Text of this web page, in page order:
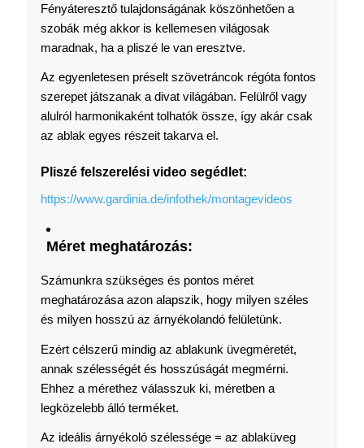
Fényáteresztő tulajdonságának köszönhetően a
szobák még akkor is kellemesen világosak
maradnak, ha a pliszé le van eresztve.
Az egyenletesen préselt szövetráncok régóta fontos
szerepet játszanak a divat világában. Felülről vagy
alulról harmonikaként tolhatók össze, így akár csak
az ablak egyes részeit takarva el.
Pliszé felszerelési video segédlet:
https://www.gardinia.de/infothek/montagevideos
Méret meghatározás:
Számunkra szükséges és pontos méret
meghatározása azon alapszik, hogy milyen széles
és milyen hosszú az árnyékolandó felületünk.
Ezért célszerű mindig az ablakunk üvegméretét,
annak szélességét és hosszúságát megmérni.
Ehhez a mérethez válasszuk ki, méretben a
legközelebb álló terméket.
Az ideális árnyékoló szélessége = az ablaküveg